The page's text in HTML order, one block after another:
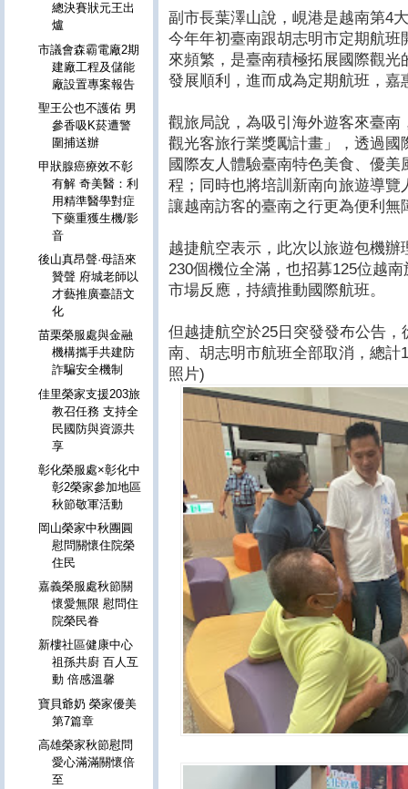
副市長葉澤山說，峴港是越南第4
今年年初臺南跟胡志明市定期航
來頻繁，是臺南積極拓展國際觀
發展順利，進而成為定期航班，嘉
觀旅局說，為吸引海外遊客來臺
觀光客旅行業獎勵計畫」，透過
國際友人體驗臺南特色美食、優
程；同時也將培訓新南向旅遊導
讓越南訪客的臺南之行更為便利無
越捷航空表示，此次以旅遊包機
230個機位全滿，也招募125位越
市場反應，持續推動國際航班。
但越捷航空於25日突發發布公告
南、胡志明市航班全部取消，總
照片)
總決賽狀元王出
爐
市議會森霸電廠2期
建廠工程及儲能
廠設置專案報告
聖王公也不護佑 男
參香吸K菸遭警
圍捕送辦
甲狀腺癌療效不彰
有解 奇美醫：利
用精準醫學對症
下藥重獲生機/影
音
後山真昂聲·母語來
贊聲 府城老師以
才藝推廣臺語文
化
苗栗榮服處與金融
機構攜手共建防
詐騙安全機制
佳里榮家支援203旅
教召任務 支持全
民國防與資源共
享
彰化榮服處×彰化中
彰2榮家參加地區
秋節敬軍活動
岡山榮家中秋團圓
慰問關懷住院榮
住民
嘉義榮服處秋節關
懷愛無限 慰問住
院榮民眷
新樓社區健康中心
祖孫共廚 百人互
動 倍感溫馨
寶貝爺奶 榮家優美
第7篇章
高雄榮家秋節慰問
愛心滿滿關懷倍
至